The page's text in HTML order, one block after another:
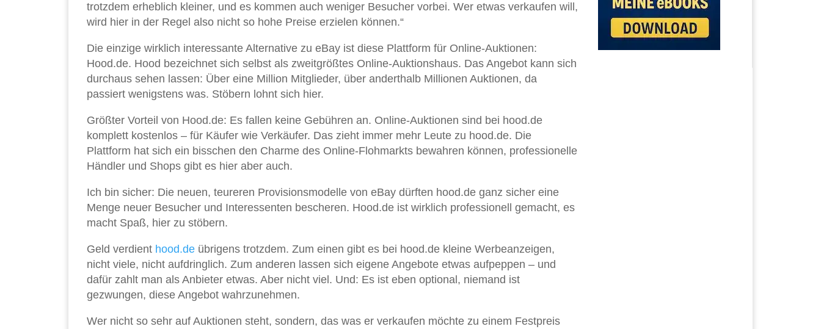
trotzdem erheblich kleiner, und es kommen auch weniger Besucher vorbei. Wer etwas verkaufen will,
wird hier in der Regel also nicht so hohe Preise erzielen können.“
Die einzige wirklich interessante Alternative zu eBay ist diese Plattform für Online-Auktionen:
Hood.de. Hood bezeichnet sich selbst als zweitgrößtes Online-Auktionshaus. Das Angebot kann sich
durchaus sehen lassen: Über eine Million Mitglieder, über anderthalb Millionen Auktionen, da
passiert wenigstens was. Stöbern lohnt sich hier.
Größter Vorteil von Hood.de: Es fallen keine Gebühren an. Online-Auktionen sind bei hood.de
komplett kostenlos – für Käufer wie Verkäufer. Das zieht immer mehr Leute zu hood.de. Die
Plattform hat sich ein bisschen den Charme des Online-Flohmarkts bewahren können, professionelle
Händler und Shops gibt es hier aber auch.
Ich bin sicher: Die neuen, teureren Provisionsmodelle von eBay dürften hood.de ganz sicher eine
Menge neuer Besucher und Interessenten bescheren. Hood.de ist wirklich professionell gemacht, es
macht Spaß, hier zu stöbern.
Geld verdient hood.de übrigens trotzdem. Zum einen gibt es bei hood.de kleine Werbeanzeigen,
nicht viele, nicht aufdringlich. Zum anderen lassen sich eigene Angebote etwas aufpeppen – und
dafür zahlt man als Anbieter etwas. Aber nicht viel. Und: Es ist eben optional, niemand ist
gezwungen, diese Angebot wahrzunehmen.
Wer nicht so sehr auf Auktionen steht, sondern, das was er verkaufen möchte zu einem Festpreis